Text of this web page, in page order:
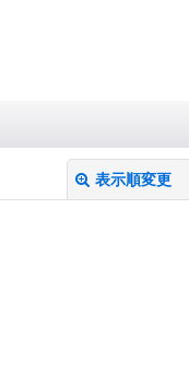
表示順変更